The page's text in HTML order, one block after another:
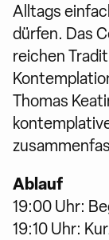
Alltags
dürfen. Das
reichen
Thomas
Ablauf
19:00 Uhr:
19:10 Uhr: